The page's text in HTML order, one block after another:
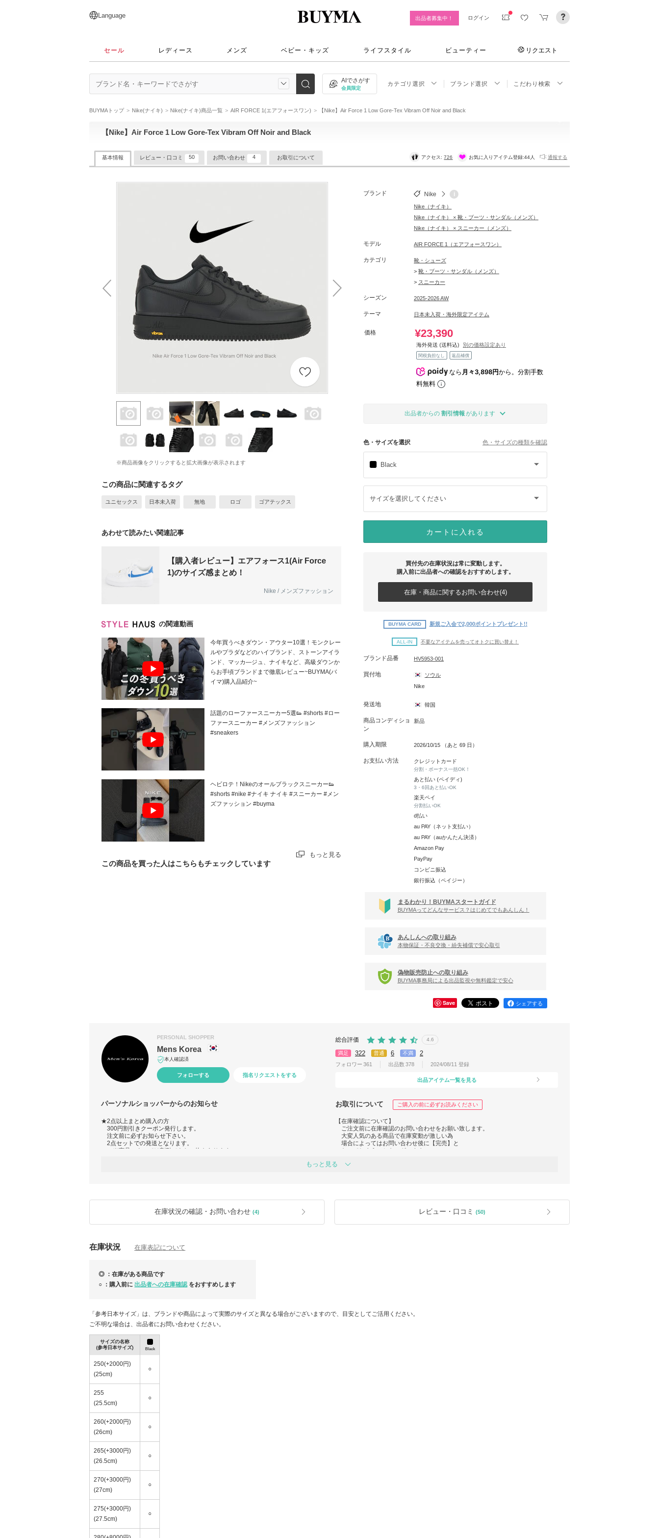
日本語
English
简体中文
繁體中文
Language 出品者募集中！ ログイン
セール レディース メンズ ベビー・キッズ ライフスタイル ビューティー リクエスト
AIでさがす
会員限定
カテゴリ選択 ブランド選択 こだわり検索
BUYMAトップ Nike(ナイキ) Nike(ナイキ)商品一覧 AIR FORCE 1(エアフォースワン) 【Nike】Air Force 1 Low Gore-Tex Vibram Off Noir and Black
【Nike】Air Force 1 Low Gore-Tex Vibram Off Noir and Black
基本情報 レビュー・口コミ 50 お問い合わせ 4 お取引について アクセス:726 お気に入りアイテム登録:44人 通報する
※商品画像をクリックすると拡大画像が表示されます
この商品に関連するタグ
ユニセックス 日本未入荷 無地 ロゴ ゴアテックス
あわせて読みたい関連記事
【購入者レビュー】エアフォース1(Air Force
1)のサイズ感まとめ！
Nike / メンズファッション
の関連動画
今年買うべきダウン・アウター10選！モンクレー
ルやプラダなどのハイブランド、ストーンアイラ
ンド、マッカ―ジュ、ナイキなど、高級ダウンか
らお手頃ブランドまで徹底レビュー~BUYMA(バ
イマ)購入品紹介~
話題のローファースニーカー5選👟 #shorts #ロー
ファースニーカー #メンズファッション
#sneakers
ヘビロテ！Nikeのオールブラックスニーカー👟
#shorts #nike #ナイキ ナイキ #スニーカー #メン
ズファッション #buyma
もっと見る
この商品を買った人はこちらもチェックしています
ブランド Nike i
Nike（ナイキ）
Nike（ナイキ） × 靴・ブーツ・サンダル（メンズ）
Nike（ナイキ） × スニーカー（メンズ）
モデル AIR FORCE 1（エアフォースワン）
カテゴリ
靴・シューズ
> 靴・ブーツ・サンダル（メンズ）
> スニーカー
シーズン 2025-2026 AW
テーマ 日本未入荷・海外限定アイテム
価格 ¥23,390
海外発送 (送料込) 別の価格設定あり
関税負担なし 返品補償
なら月々3,898円から。分割手数
料無料
出品者からの 割引情報 があります
色・サイズを選択 色・サイズの種類を確認
Black
サイズを選択してください
カートに入れる
買付先の在庫状況は常に変動します。
購入前に出品者への確認をおすすめします。
在庫・商品に関するお問い合わせ(4)
BUYMA CARD 新規ご入会で2,000ポイントプレゼント!!
ALL-IN 不要なアイテムを売ってオトクに買い替え！
ブランド品番 HV5953-001
買付地
ソウル
Nike
発送地 韓国
商品コンディショ
ン
新品
購入期限 2026/10/15 （あと 69 日）
お支払い方法 クレジットカード
分割・ボーナス一括OK！
あと払い (ペイディ)
3・6回あと払いOK
楽天ペイ
分割払いOK
d払い
au PAY（ネット支払い）
au PAY（auかんたん決済）
Amazon Pay
PayPay
コンビニ振込
銀行振込（ペイジー）
まるわかり！BUYMAスタートガイド
BUYMAってどんなサービス？はじめてでもあんしん！
あんしんへの取り組み
本物保証・不良交換・紛失補償で安心取引
偽物販売防止への取り組み
BUYMA事務局による出品監視や無料鑑定で安心
Save シェアする
PERSONAL SHOPPER
Mens Korea
本人確認済
フォローする 指名リクエストをする
総合評価 4.6
満足 322 普通 6 不満 2
フォロワー 361 出品数 378 2024/08/11 登録
出品アイテム一覧を見る
パーソナルショッパーからのお知らせ お取引について ご購入の前に必ずお読みください
★2点以上まとめ購入の方
300円割引きクーポン発行します。
注文前に必ずお知らせ下さい。
2点セットでの発送となります。
※商品によっては割引できない物もあります。
【在庫確認について】
ご注文前に在庫確認のお問い合わせをお願い致します。
大変人気のある商品で在庫変動が激しい為
場合によってはお問い合わせ後に【完売】と
なってしまうこともございます。
空いてしまいますと、ご希望サイズが 完売と
①注文（入金済）を受けてから発注。
②商品が3～7日後に届き検品、梱包、発送となります。
出来ないため、慎重にご注文下さいますよう
韓国で話題の新鋭ブランド“Undermycar” 夏の主役T
シャツ特集
もっと見る
在庫状況の確認・お問い合わせ (4) レビュー・口コミ (50)
在庫状況 在庫表記について
◎ ：在庫がある商品です
○ ：購入前に 出品者への在庫確認 をおすすめします
「参考日本サイズ」は、ブランドや商品によって実際のサイズと異なる場合がございますので、目安としてご活用ください。
ご不明な場合は、出品者にお問い合わせください。
サイズの名称
(参考日本サイズ)
Black
250(+2000円)
(25cm)
○
255
(25.5cm)
○
260(+2000円)
(26cm)
○
265(+3000円)
(26.5cm)
○
270(+3000円)
(27cm)
○
275(+3000円)
(27.5cm)
○